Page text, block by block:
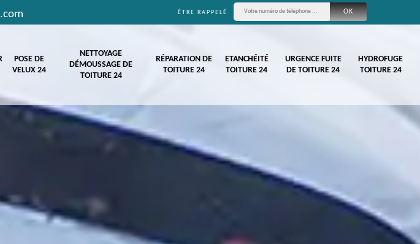
ÊTRE RAPPELÉ
POSE DE
VELUX 24
NETTOYAGE
DÉMOUSSAGE DE
TOITURE 24
RÉPARATION DE
TOITURE 24
ETANCHÉITÉ
TOITURE 24
URGENCE FUITE
DE TOITURE 24
HYDROFUGE
TOITURE 24